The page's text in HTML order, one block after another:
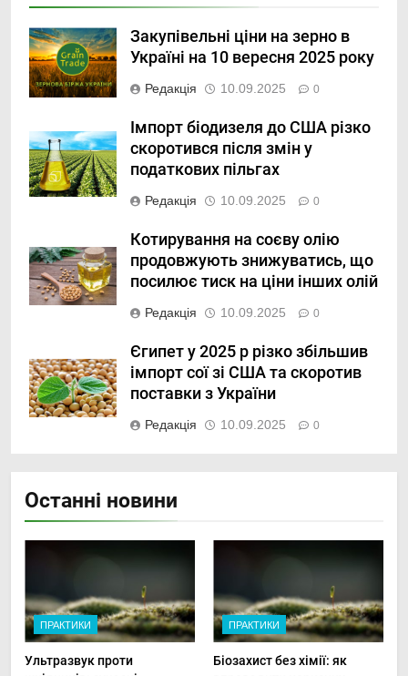
Закупівельні ціни на зерно в
Україні на 10 вересня 2025 року
Редакція 10.09.2025 0
Імпорт біодизеля до США різко
скоротився після змін у
податкових пільгах
Редакція 10.09.2025 0
Котирування на соєву олію
продовжують знижуватись, що
посилює тиск на ціни інших олій
Редакція 10.09.2025 0
Єгипет у 2025 р різко збільшив
імпорт сої зі США та скоротив
поставки з України
Редакція 10.09.2025 0
Останні новини
ПРАКТИКИ
Ультразвук проти
ПРАКТИКИ
Біозахист без хімії: як